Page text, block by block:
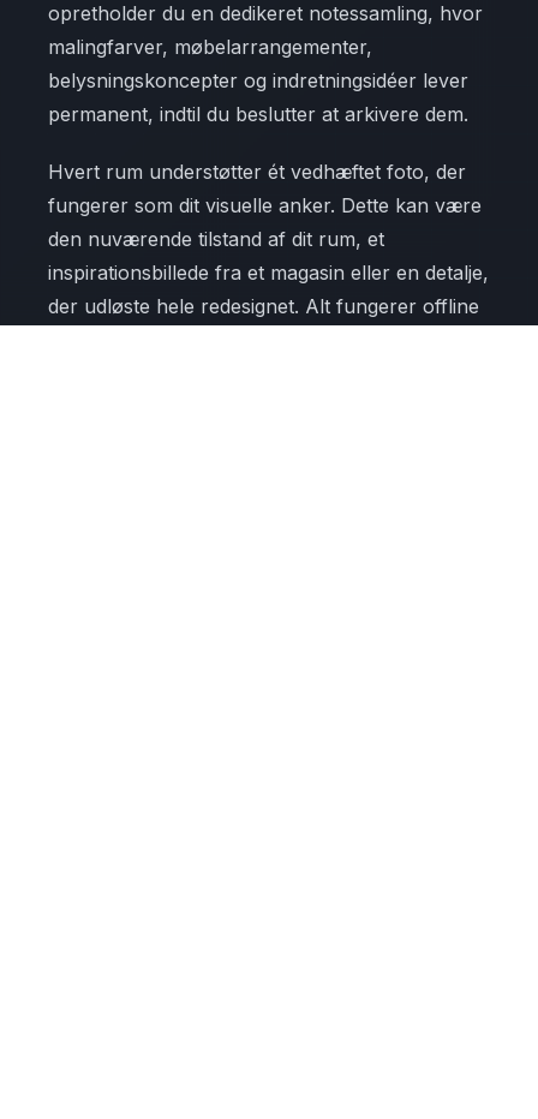
opretholder du en dedikeret notessamling, hvor
malingfarver, møbelarrangementer,
belysningskoncepter og indretningsidéer lever
permanent, indtil du beslutter at arkivere dem.
Hvert rum understøtter ét vedhæftet foto, der
fungerer som dit visuelle anker. Dette kan være
den nuværende tilstand af dit rum, et
inspirationsbillede fra et magasin eller en detalje,
der udløste hele redesignet. Alt fungerer offline